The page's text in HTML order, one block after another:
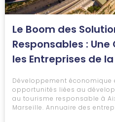
Le Boom des
Responsables :
les Entreprises de la
Développement économique
opportunités liées au
au tourisme responsable à
Marseille. Annuaire des